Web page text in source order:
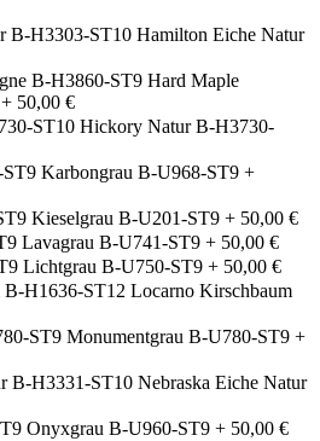
Hamilton Eiche Natur
Hard Maple
+ 50,00 €
Hickory Natur B-H3730-
Karbongrau B-U968-ST9 +
Kieselgrau B-U201-ST9 + 50,00 €
Lavagrau B-U741-ST9 + 50,00 €
Lichtgrau B-U750-ST9 + 50,00 €
Locarno Kirschbaum
Monumentgrau B-U780-ST9 +
Nebraska Eiche Natur
Onyxgrau B-U960-ST9 + 50,00 €